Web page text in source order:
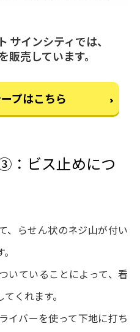
サインシティでは、
販売しています。
プはこちら
：ビス止めにつ
、らせん状のネジ山が付い
いていることによって、看
くれます。
イバーを使って下地に打ち